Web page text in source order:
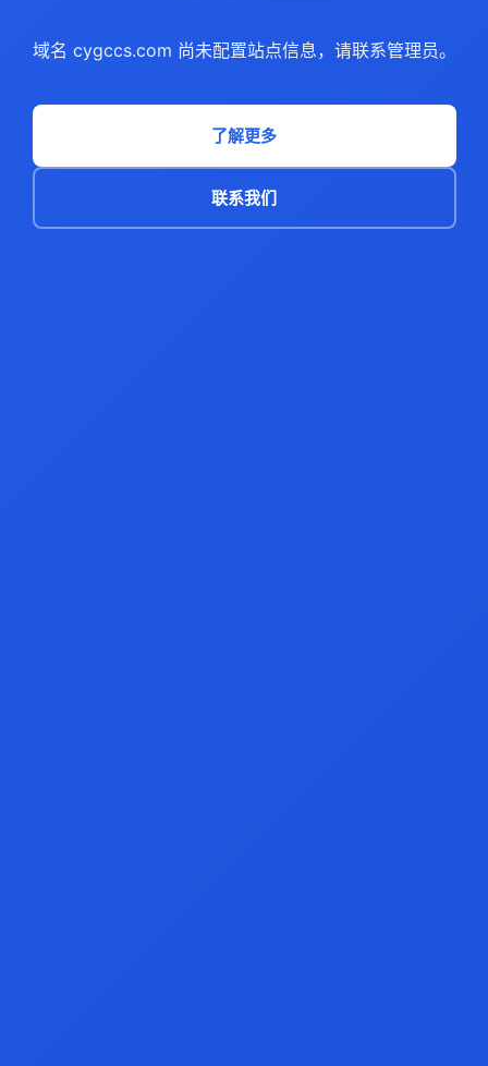
域名 cygccs.com 尚未配置站点信息，请联系管理员。
了解更多
联系我们